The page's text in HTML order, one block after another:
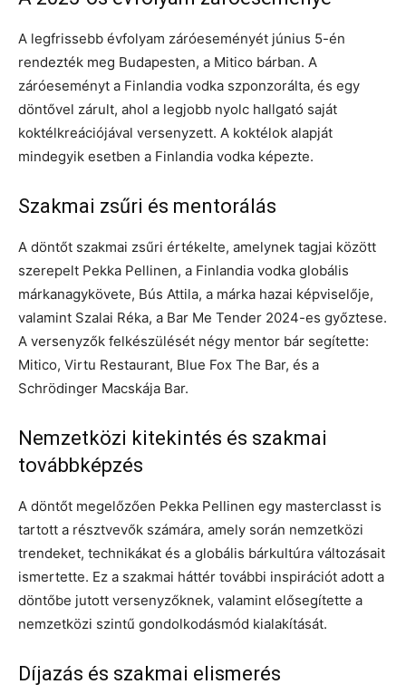
A legfrissebb évfolyam záróeseményét június 5-én
rendezték meg Budapesten, a Mitico bárban. A
záróeseményt a Finlandia vodka szponzorálta, és egy
döntővel zárult, ahol a legjobb nyolc hallgató saját
koktélkreációjával versenyzett. A koktélok alapját
mindegyik esetben a Finlandia vodka képezte.
Szakmai zsűri és mentorálás
A döntőt szakmai zsűri értékelte, amelynek tagjai között
szerepelt Pekka Pellinen, a Finlandia vodka globális
márkanagykövete, Bús Attila, a márka hazai képviselője,
valamint Szalai Réka, a Bar Me Tender 2024-es győztese.
A versenyzők felkészülését négy mentor bár segítette:
Mitico, Virtu Restaurant, Blue Fox The Bar, és a
Schrödinger Macskája Bar.
Nemzetközi kitekintés és szakmai
továbbképzés
A döntőt megelőzően Pekka Pellinen egy masterclasst is
tartott a résztvevők számára, amely során nemzetközi
trendeket, technikákat és a globális bárkultúra változásait
ismertette. Ez a szakmai háttér további inspirációt adott a
döntőbe jutott versenyzőknek, valamint elősegítette a
nemzetközi szintű gondolkodásmód kialakítását.
Díjazás és szakmai elismerés